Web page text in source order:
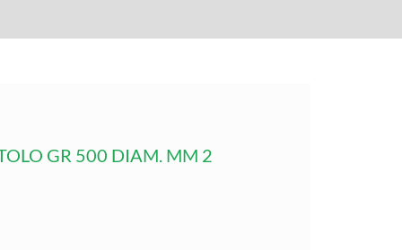
GR 500 DIAM. MM 2